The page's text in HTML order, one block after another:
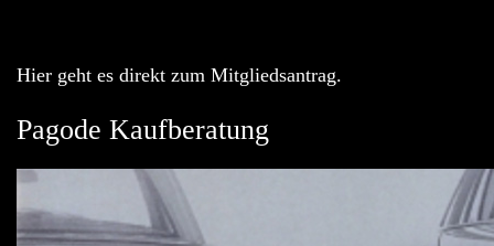
Hier geht es direkt zum Mitgliedsantrag.
Pagode Kaufberatung